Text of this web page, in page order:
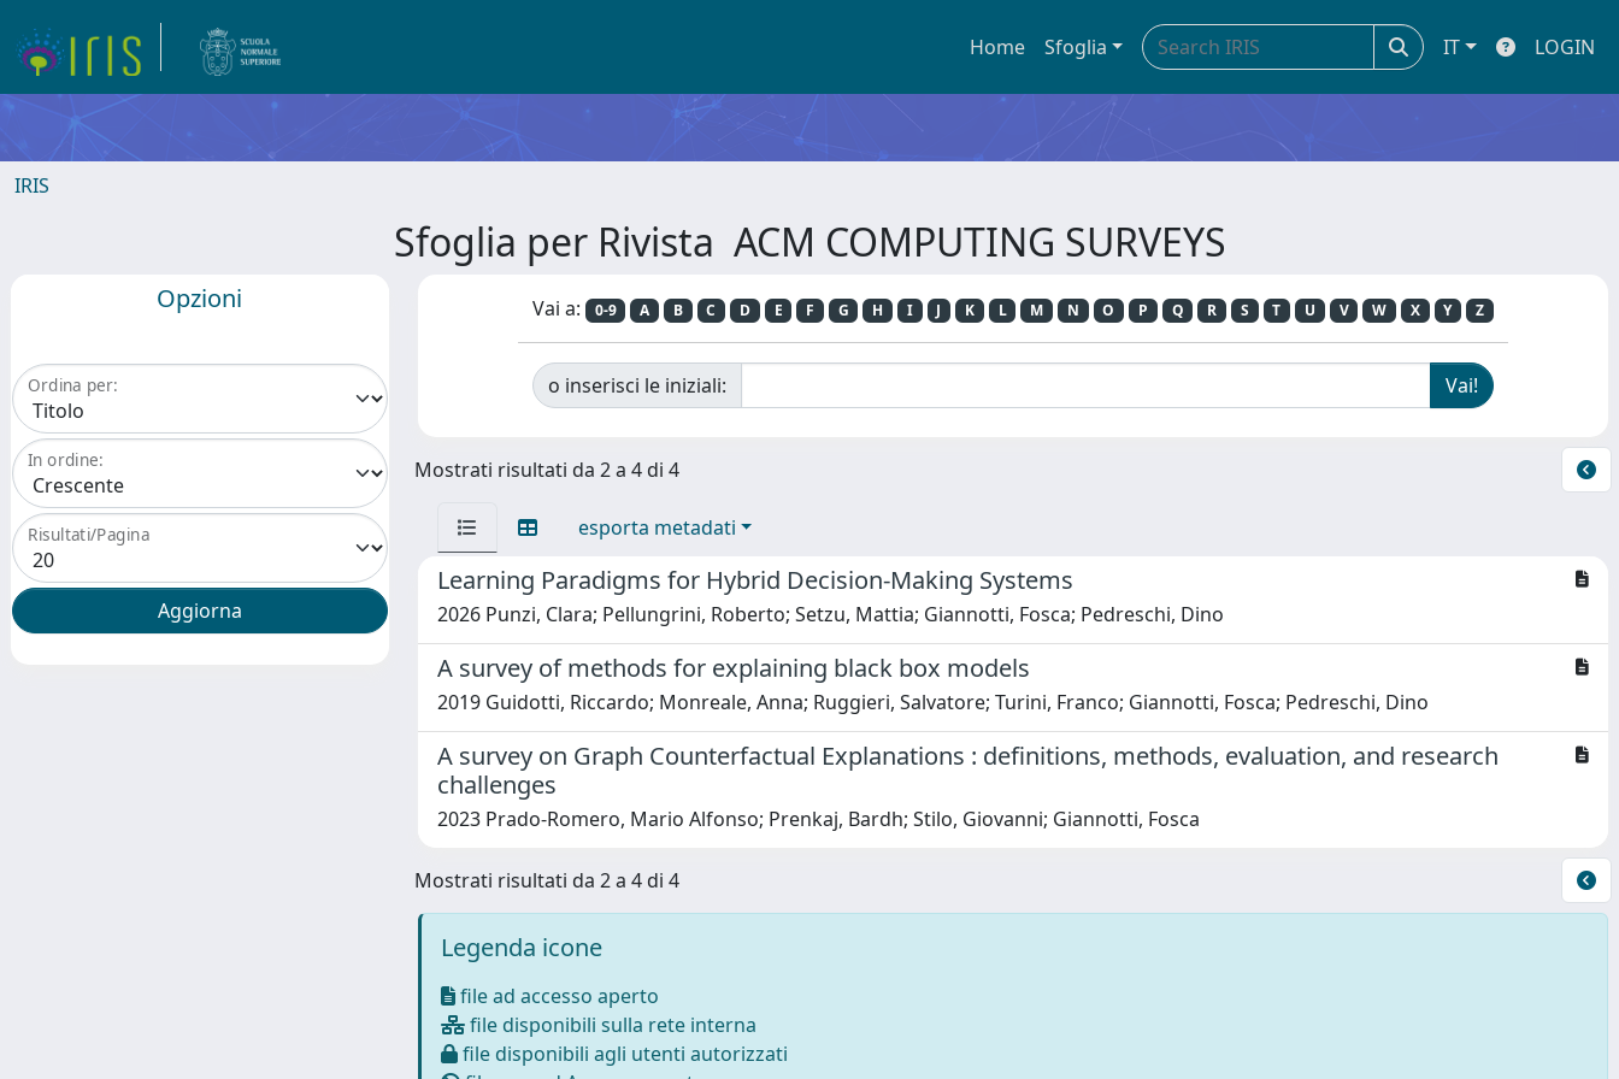
Home Sfoglia IT LOGIN
IRIS
Sfoglia per Rivista ACM COMPUTING SURVEYS
Opzioni
Ordina per:
In ordine:
Risultati/Pagina
Vai a: 0-9 A B C D E F G H I J K L M N O P Q R S T U V W X Y Z
o inserisci le iniziali:
Mostrati risultati da 2 a 4 di 4
esporta metadati
Learning Paradigms for Hybrid Decision-Making Systems
2026 Punzi, Clara; Pellungrini, Roberto; Setzu, Mattia; Giannotti, Fosca; Pedreschi, Dino
A survey of methods for explaining black box models
2019 Guidotti, Riccardo; Monreale, Anna; Ruggieri, Salvatore; Turini, Franco; Giannotti, Fosca; Pedreschi, Dino
A survey on Graph Counterfactual Explanations : definitions, methods, evaluation, and research
challenges
2023 Prado-Romero, Mario Alfonso; Prenkaj, Bardh; Stilo, Giovanni; Giannotti, Fosca
Mostrati risultati da 2 a 4 di 4
Legenda icone
file ad accesso aperto
file disponibili sulla rete interna
file disponibili agli utenti autorizzati